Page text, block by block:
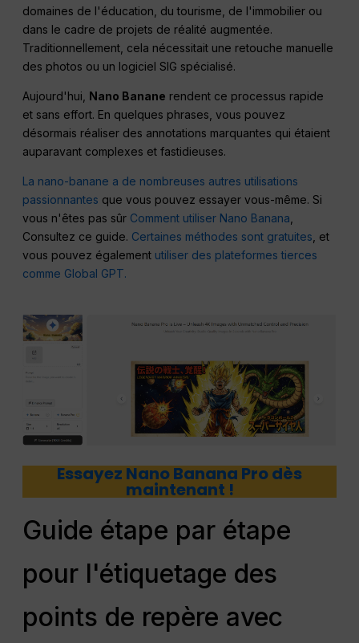
domaines de l'éducation, du tourisme, de l'immobilier ou
dans le cadre de projets de réalité augmentée.
Traditionnellement, cela nécessitait une retouche manuelle
des photos ou un logiciel SIG spécialisé.
Aujourd'hui, Nano Banane rendent ce processus rapide
et sans effort. En quelques phrases, vous pouvez
désormais réaliser des annotations marquantes qui étaient
auparavant complexes et fastidieuses.
La nano-banane a de nombreuses autres utilisations
passionnantes que vous pouvez essayer vous-même. Si
vous n'êtes pas sûr Comment utiliser Nano Banana,
Consultez ce guide. Certaines méthodes sont gratuites, et
vous pouvez également utiliser des plateformes tierces
comme Global GPT.
Essayez Nano Banana Pro dès
maintenant !
Guide étape par étape
pour l'étiquetage des
points de repère avec